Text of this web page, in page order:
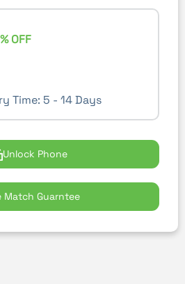
% OFF
Time: 5 - 14 Days
Unlock Phone
Match Guarntee